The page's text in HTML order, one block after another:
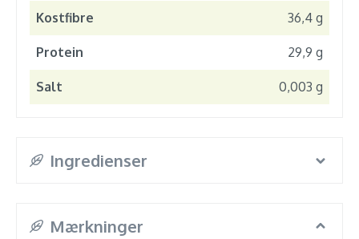
Kostfibre 36,4 g
Protein 29,9 g
Salt 0,003 g
Ingredienser
Mærkninger